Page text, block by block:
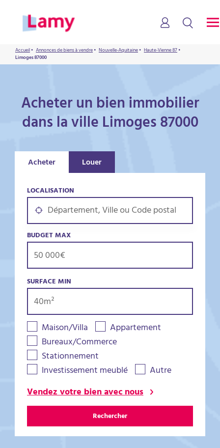
Accueil• Annonces de biens à vendre• Nouvelle-Aquitaine• Haute-Vienne 87•
Limoges 87000
Acheter un bien immobilier
dans la ville Limoges 87000
Acheter Louer
LOCALISATION
BUDGET MAX
SURFACE MIN
Maison/Villa
Appartement
Bureaux/Commerce
Stationnement
Investissement meublé
Autre
Vendez votre bien avec nous
Rechercher